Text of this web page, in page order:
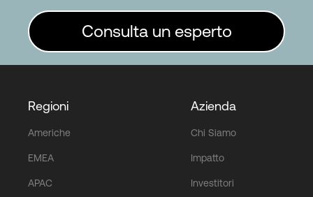
Consulta un esperto
Regioni
Americhe
EMEA
APAC
Azienda
Chi Siamo
Impatto
Investitori